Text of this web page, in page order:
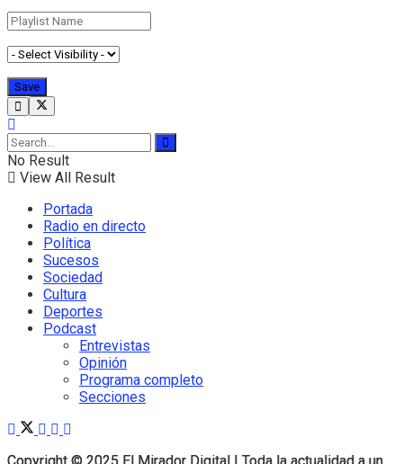
No Result
View All Result
Portada
Radio en directo
Política
Sucesos
Sociedad
Cultura
Deportes
Podcast
Entrevistas
Opinión
Programa completo
Secciones